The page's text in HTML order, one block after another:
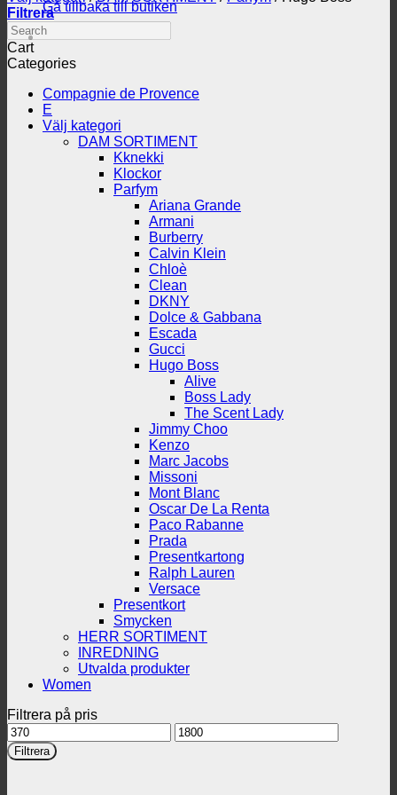
Gå tillbaka till butiken
Filtrera
Search
Cart
Categories
Compagnie de Provence
E
Välj kategori
DAM SORTIMENT
Kknekki
Klockor
Parfym
Ariana Grande
Armani
Burberry
Calvin Klein
Chloè
Clean
DKNY
Dolce & Gabbana
Escada
Gucci
Hugo Boss
Alive
Boss Lady
The Scent Lady
Jimmy Choo
Kenzo
Marc Jacobs
Missoni
Mont Blanc
Oscar De La Renta
Paco Rabanne
Prada
Presentkartong
Ralph Lauren
Versace
Presentkort
Smycken
HERR SORTIMENT
INREDNING
Utvalda produkter
Women
Filtrera på pris
Min
pris
Max
pris
Filtrera